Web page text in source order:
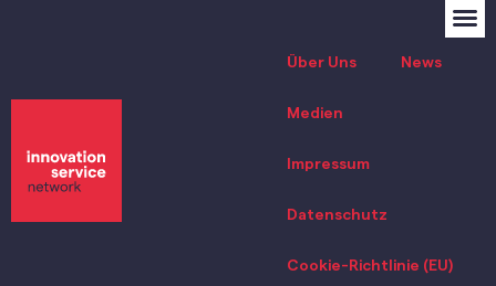
Über Uns News
Medien
Impressum
Datenschutz
Cookie-Richtlinie (EU)